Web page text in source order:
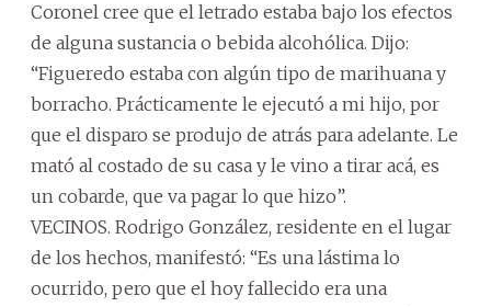
Coronel cree que el letrado estaba bajo los efectos
de alguna sustancia o bebida alcohólica. Dijo:
“Figueredo estaba con algún tipo de marihuana y
borracho. Prácticamente le ejecutó a mi hijo, por
que el disparo se produjo de atrás para adelante. Le
mató al costado de su casa y le vino a tirar acá, es
un cobarde, que va pagar lo que hizo”.
VECINOS. Rodrigo González, residente en el lugar
de los hechos, manifestó: “Es una lástima lo
ocurrido, pero que el hoy fallecido era una